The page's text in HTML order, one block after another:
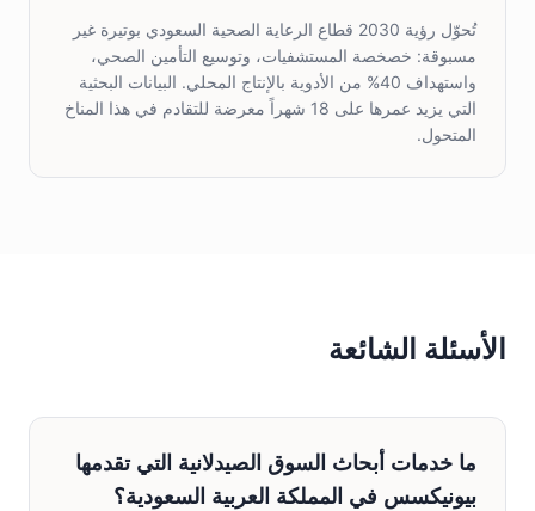
تُحوّل رؤية 2030 قطاع الرعاية الصحية السعودي بوتيرة غير
مسبوقة: خصخصة المستشفيات، وتوسيع التأمين الصحي،
واستهداف 40% من الأدوية بالإنتاج المحلي. البيانات البحثية
التي يزيد عمرها على 18 شهراً معرضة للتقادم في هذا المناخ
المتحول.
الأسئلة الشائعة
ما خدمات أبحاث السوق الصيدلانية التي تقدمها
بيونيكسس في المملكة العربية السعودية؟